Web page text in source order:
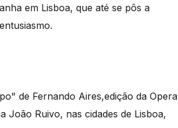
em Lisboa, que até se pôs a
de Fernando Aires,edição da Opera
João Ruivo, nas cidades de Lisboa,